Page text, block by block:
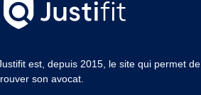
est, depuis 2015, le site qui permet de
son avocat.